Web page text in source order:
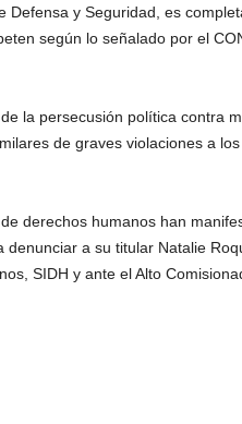
Defensa y Seguridad, es
según lo señalado por el
la persecusión política contra
de graves violaciones a
derechos humanos han
a su titular Natalie
SIDH y ante el Alto